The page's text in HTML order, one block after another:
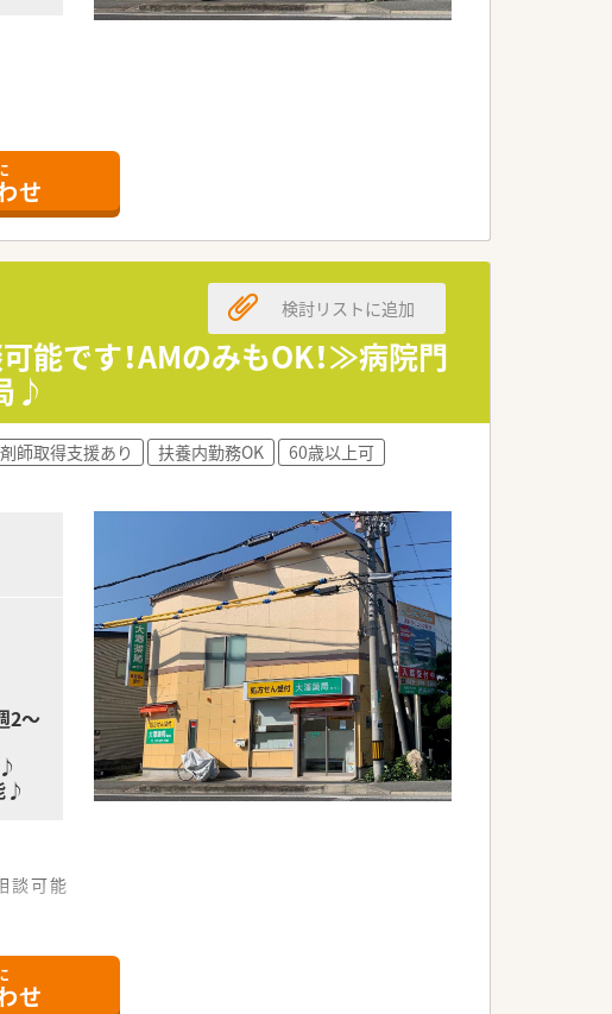
。
です。
。
せ
能です！AMのみもOK！≫病院門
♪
検討リストに追加
師取得支援あり 扶養内勤務OK
60歳以上可
2～
♪
談可能
せ